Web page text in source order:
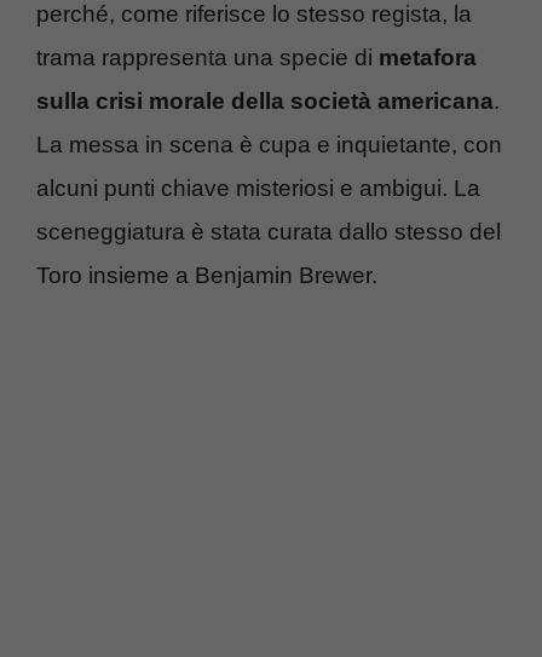
perché, come riferisce lo stesso regista, la
trama rappresenta una specie di metafora
sulla crisi morale della società americana.
La messa in scena è cupa e inquietante, con
alcuni punti chiave misteriosi e ambigui. La
sceneggiatura è stata curata dallo stesso del
Toro insieme a Benjamin Brewer.